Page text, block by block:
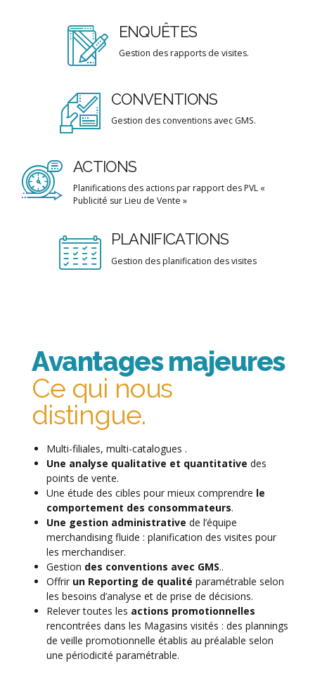
ENQUÊTES
Gestion des rapports de visites.
CONVENTIONS
Gestion des conventions avec GMS.
ACTIONS
Planifications des actions par rapport des PVL «
Publicité sur Lieu de Vente »
PLANIFICATIONS
Gestion des planification des visites
Avantages majeures
Ce qui nous
distingue.
Multi-filiales, multi-catalogues .
Une analyse qualitative et quantitative des
points de vente.
Une étude des cibles pour mieux comprendre le
comportement des consommateurs.
Une gestion administrative de l’équipe
merchandising fluide : planification des visites pour
les merchandiser.
Gestion des conventions avec GMS..
Offrir un Reporting de qualité paramétrable selon
les besoins d’analyse et de prise de décisions.
Relever toutes les actions promotionnelles
rencontrées dans les Magasins visités : des plannings
de veille promotionnelle établis au préalable selon
une périodicité paramétrable.